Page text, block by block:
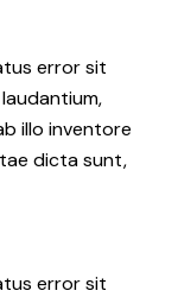
error sit
illo inventore
dicta sunt,
error sit